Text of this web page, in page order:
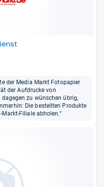
der Media Markt Fotopapier
der Aufdrucke von
dagegen zu wünschen übrig,
Die bestellten Produkte
Filiale abholen.“